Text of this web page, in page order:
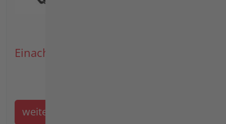
Einachser
weiter